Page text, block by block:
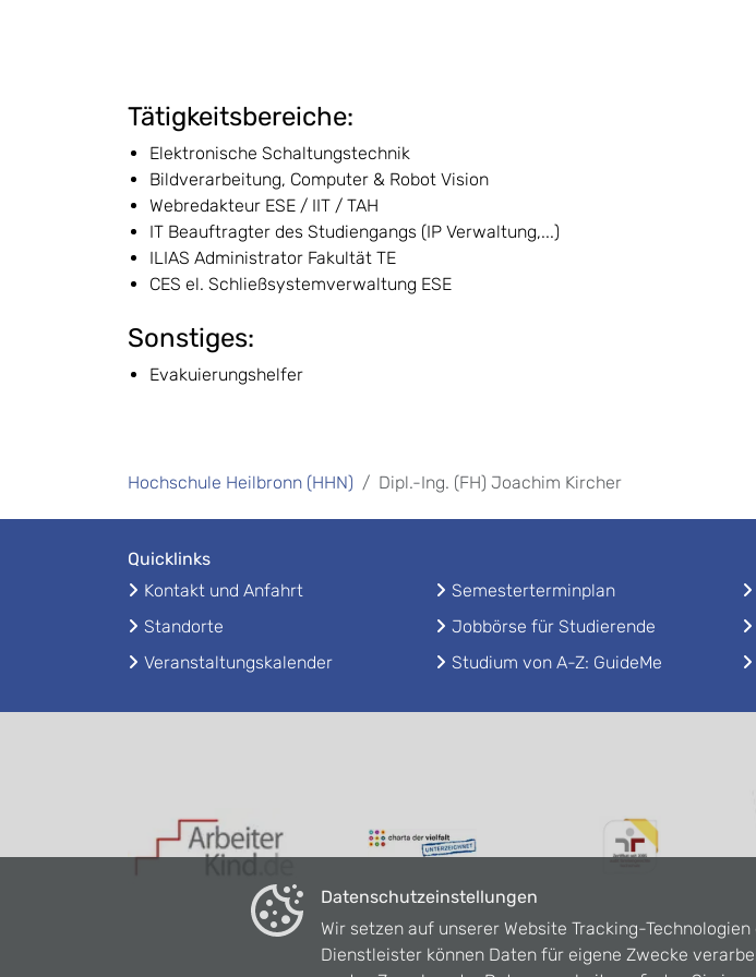
Tätigkeitsbereiche:
Elektronische Schaltungstechnik
Bildverarbeitung, Computer & Robot Vision
Webredakteur ESE / IIT / TAH
IT Beauftragter des Studiengangs (IP Verwaltung,...)
ILIAS Administrator Fakultät TE
CES el. Schließsystemverwaltung ESE
Sonstiges:
Evakuierungshelfer
Hochschule Heilbronn (HHN) Dipl.-Ing. (FH) Joachim Kircher
Quicklinks
Kontakt und Anfahrt
Standorte
Veranstaltungskalender
Semesterterminplan
Jobbörse für Studierende
Studium von A-Z: GuideMe
Datenschutzeinstellungen
Wir setzen auf unserer Website Tracking-
Dienstleister können Daten für eigene Zwecke